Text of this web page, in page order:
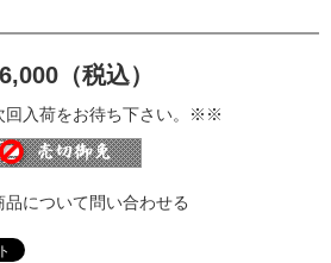
（税込）
入荷をお待ち下さい。※※
について問い合わせる